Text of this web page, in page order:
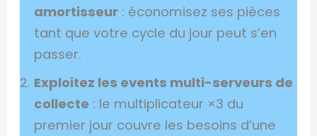
amortisseur : économisez ses pièces
tant que votre cycle du jour peut s’en
passer.
Exploitez les events multi-serveurs de
collecte : le multiplicateur ×3 du
premier jour couvre les besoins d’une